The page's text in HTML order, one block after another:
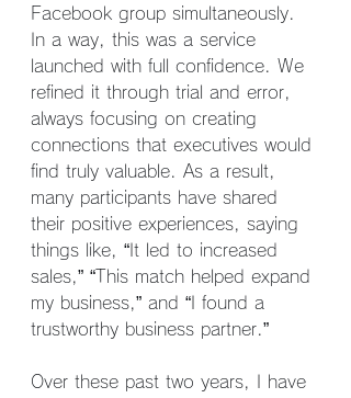
Facebook group simultaneously.
In a way, this was a service
launched with full confidence. We
refined it through trial and error,
always focusing on creating
connections that executives would
find truly valuable. As a result,
many participants have shared
their positive experiences, saying
things like, “It led to increased
sales,” “This match helped expand
my business,” and “I found a
trustworthy business partner.”
Over these past two years, I have